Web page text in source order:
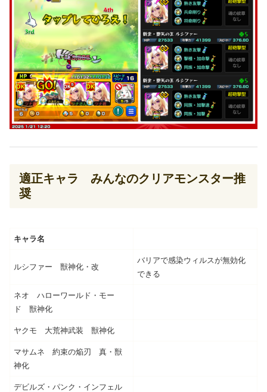
適正キャラ みんなのクリアモンスター推
奨
キャラ名
ルシファー 獣神化・改
バリアで感染ウィルスが無効化
できる
ネオ ハローワールド・モー
ド 獣神化
ヤクモ 大荒神武装 獣神化
マサムネ 約束の焔刃 真・獣
神化
デビルズ・パンク・インフェル